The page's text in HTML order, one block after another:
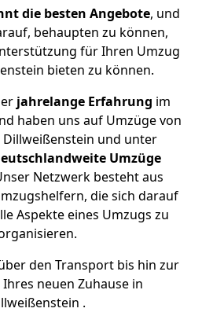
die besten Angebote, und
behaupten zu können,
für Ihren Umzug
bieten zu können.
jahrelange Erfahrung im
haben uns auf Umzüge von
und unter
Umzüge
Netzwerk besteht aus
die sich darauf
Aspekte eines Umzugs zu
den Transport bis hin zur
neuen Zuhause in
.